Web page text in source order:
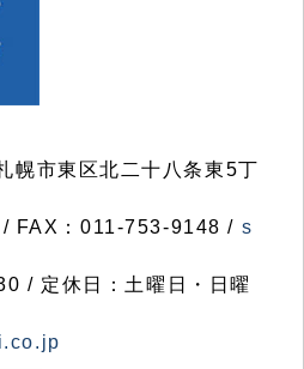
市東区北二十八条東5丁
FAX：011-753-9148 / s
/ 定休日：土曜日・日曜